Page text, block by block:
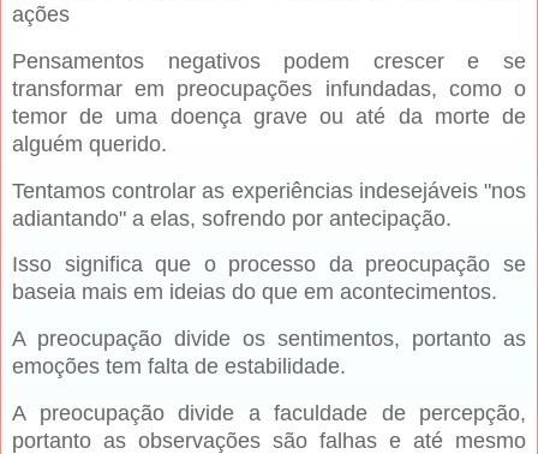
ações
Pensamentos negativos podem crescer e se
transformar em preocupações infundadas, como o
temor de uma doença grave ou até da morte de
alguém querido.
Tentamos controlar as experiências indesejáveis "nos
adiantando" a elas, sofrendo por antecipação.
Isso significa que o processo da preocupação se
baseia mais em ideias do que em acontecimentos.
A preocupação divide os sentimentos, portanto as
emoções tem falta de estabilidade.
A preocupação divide a faculdade de percepção,
portanto as observações são falhas e até mesmo